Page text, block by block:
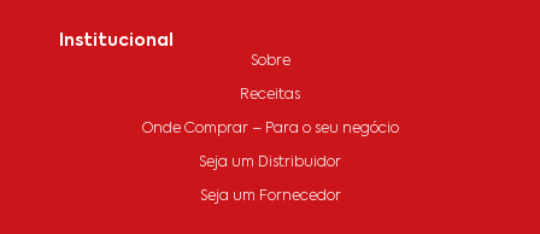
Institucional
Sobre
Receitas
Onde Comprar – Para o seu negócio
Seja um Distribuidor
Seja um Fornecedor